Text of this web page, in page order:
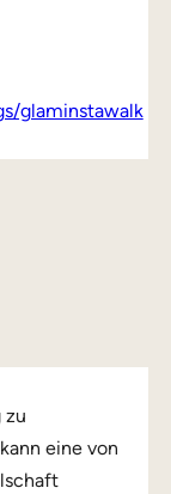
glaminstawalk
zu
eine von